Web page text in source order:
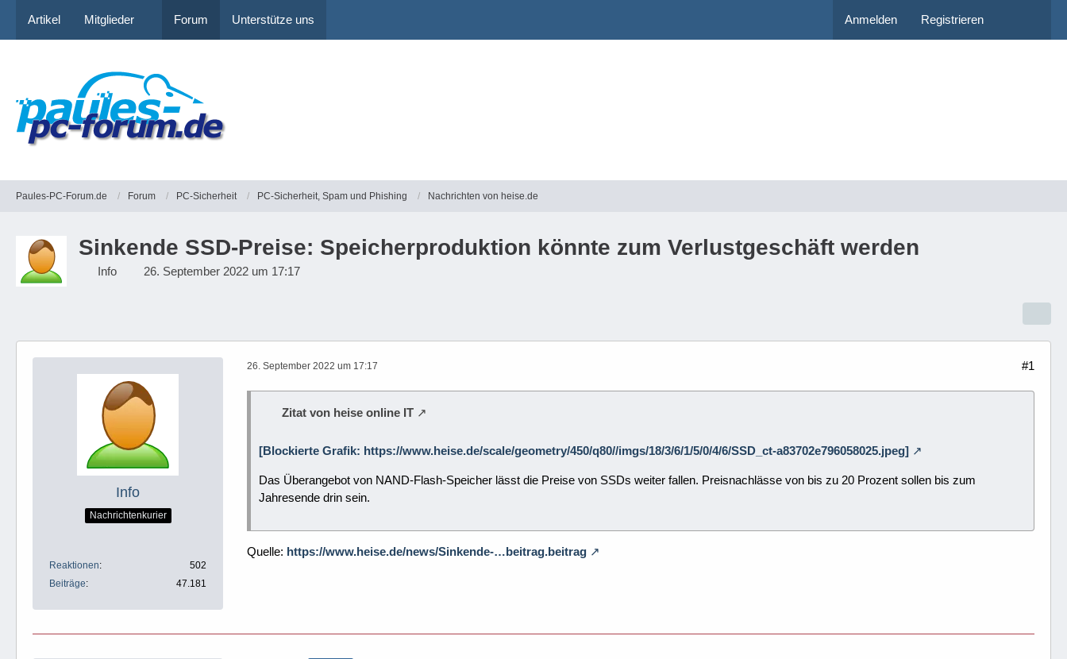
Artikel Mitglieder Forum Unterstütze uns Anmelden Registrieren
Paules-PC-Forum.de Forum PC-Sicherheit PC-Sicherheit, Spam und Phishing Nachrichten von heise.de
Sinkende SSD-Preise: Speicherproduktion könnte zum Verlustgeschäft werden
Info 26. September 2022 um 17:17
Info
Nachrichtenkurier
Reaktionen
502
Beiträge
47.181
26. September 2022 um 17:17 #1
Zitat von heise online IT
[Blockierte Grafik: https://www.heise.de/scale/geometry/450/q80//imgs/18/3/6/1/5/0/4/6/SSD_ct-a83702e796058025.jpeg]
Das Überangebot von NAND-Flash-Speicher lässt die Preise von SSDs weiter fallen. Preisnachlässe von bis zu 20 Prozent sollen bis zum
Jahresende drin sein.
Quelle: https://www.heise.de/news/Sinkende-…beitrag.beitrag